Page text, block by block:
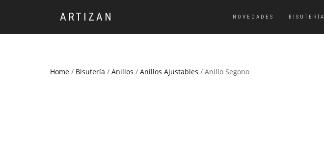
ARTIZAN NOVEDADES BISUTERÍA
Home / Bisutería / Anillos / Anillos Ajustables / Anillo Segono